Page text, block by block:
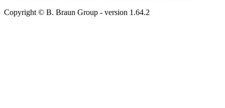
Copyright © B. Braun Group - version 1.64.2